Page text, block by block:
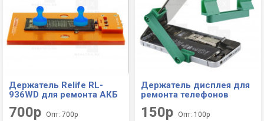
Держатель Relife RL-
936WD для ремонта АКБ
700р Опт: 700р
Держатель дисплея для
ремонта телефонов
150р Опт: 100р